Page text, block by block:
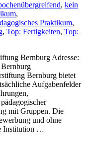
, kein
,
Praktikum,
, Top: Fertigkeiten, Top:
Bernburg Adresse:
Bernburg
Bernburg bietet
Aufgabenfelder
mit Gruppen. Die
und ohne
Institution …